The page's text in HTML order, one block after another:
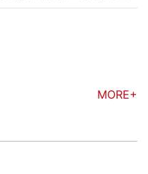
MORE+